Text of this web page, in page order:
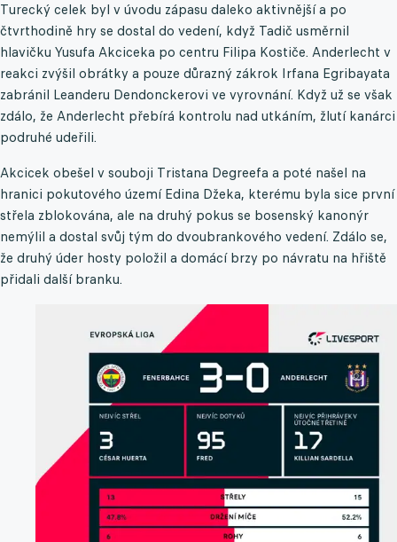
Turecký celek byl v úvodu zápasu daleko aktivnější a po
čtvrthodině hry se dostal do vedení, když Tadič usměrnil
hlavičku Yusufa Akciceka po centru Filipa Kostiče. Anderlecht v
reakci zvýšil obrátky a pouze důrazný zákrok Irfana Egribayata
zabránil Leanderu Dendonckerovi ve vyrovnání. Když už se však
zdálo, že Anderlecht přebírá kontrolu nad utkáním, žlutí kanárci
podruhé udeřili.
Akcicek obešel v souboji Tristana Degreefa a poté našel na
hranici pokutového území Edina Džeka, kterému byla sice první
střela zblokována, ale na druhý pokus se bosenský kanonýr
nemýlil a dostal svůj tým do dvoubrankového vedení. Zdálo se,
že druhý úder hosty položil a domácí brzy po návratu na hřiště
přidali další branku.